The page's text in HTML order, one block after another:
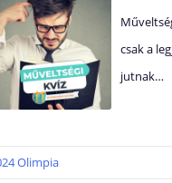
csak a
jutnak…
Olimpia